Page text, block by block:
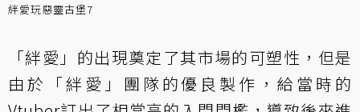
絆愛玩惡靈古堡7
「絆愛」的出現奠定了其市場的可塑性，但是
由於「絆愛」團隊的優良製作，給當時的